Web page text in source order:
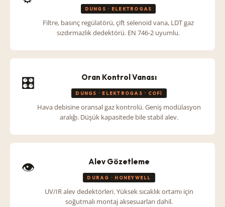
DUNGS · ELEKTROGAS
Filtre, basınç regülatörü, çift selenoid vana, LDT gaz
sızdırmazlık dedektörü. EN 746-2 uyumlu.
🎛️ Oran Kontrol Vanası
DUNGS · ELEKTROGAS · COFI
Hava debisine oransal gaz kontrolü. Geniş modülasyon
aralığı. Düşük kapasitede bile stabil alev.
👁️ Alev Gözetleme
DURAG · HONEYWELL
UV/IR alev dedektörleri. Yüksek sıcaklık ortamı için
soğutmalı montaj aksesuarları dahil.